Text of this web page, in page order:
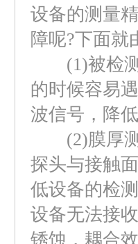
设备的测量
障呢?下面就
(1)被检测
的时候容易
波信号，降
(2)膜厚测
探头与接触
低设备的检
设备无法接
锈蚀，耦合